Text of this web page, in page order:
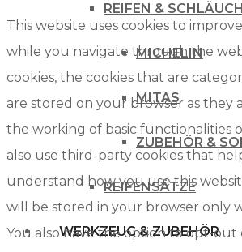
REIFEN &
MICHELIN
MITAS
ZUBEHÖR &
REIFENSÄTZE
WERKZEUG & ZUBEHÖR
This website uses cookies to
while you navigate through the
cookies, the cookies that are
are stored on your browser as they
the working of basic functionalities
also use third-party cookies that
understand how you use this
will be stored in your browser only
You also have the option to opt-out